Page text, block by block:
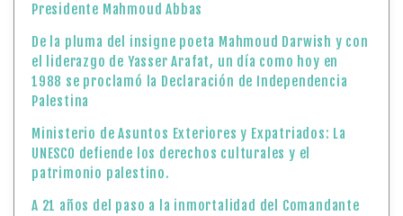
Presidente Mahmoud Abbas
De la pluma del insigne poeta Mahmoud Darwish y con
el liderazgo de Yasser Arafat, un día como hoy en
1988 se proclamó la Declaración de Independencia
Palestina
Ministerio de Asuntos Exteriores y Expatriados: La
UNESCO defiende los derechos culturales y el
patrimonio palestino.
A 21 años del paso a la inmortalidad del Comandante